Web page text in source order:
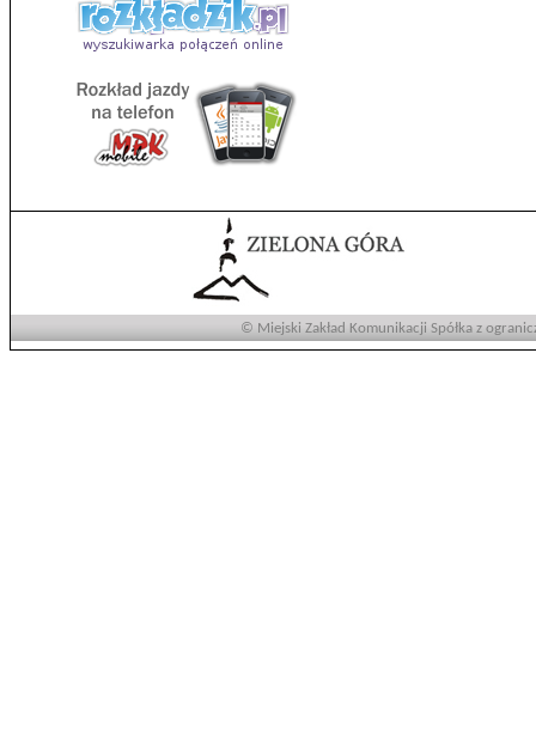
© Miejski Zakład Komunikacji Spółka z